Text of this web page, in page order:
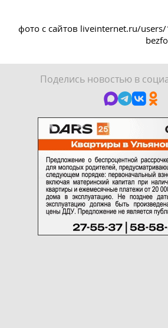
фото с сайтов liveinternet.ru/
Поделись новостью в